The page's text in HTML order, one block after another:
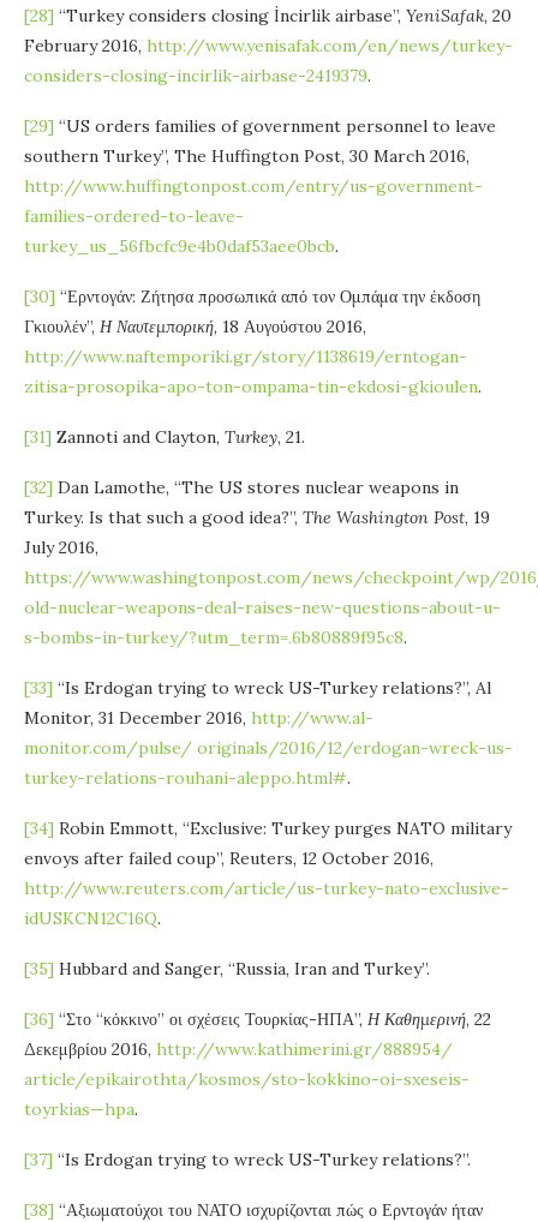
[28] “Turkey considers closing İncirlik airbase”, YeniSafak, 20
February 2016, http://www.yenisafak.com/en/news/turkey-
considers-closing-incirlik-airbase-2419379.
[29] “US orders families of government personnel to leave
southern Turkey”, The Huffington Post, 30 March 2016,
http://www.huffingtonpost.com/entry/us-government-
families-ordered-to-leave-
turkey_us_56fbcfc9e4b0daf53aee0bcb.
[30] “Ερντογάν: Ζήτησα προσωπικά από τον Ομπάμα την έκδοση
Γκιουλέν”, Η Ναυτεμπορική, 18 Αυγούστου 2016,
http://www.naftemporiki.gr/story/1138619/erntogan-
zitisa-prosopika-apo-ton-ompama-tin-ekdosi-gkioulen.
[31] Zannoti and Clayton, Turkey, 21.
[32] Dan Lamothe, “The US stores nuclear weapons in
Turkey. Is that such a good idea?”, The Washington Post, 19
July 2016,
https://www.washingtonpost.com/news/checkpoint/wp/
old-nuclear-weapons-deal-raises-new-questions-about-u-
s-bombs-in-turkey/?utm_term=.6b80889f95c8.
[33] “Is Erdogan trying to wreck US-Turkey relations?”, Al
Monitor, 31 December 2016, http://www.al-
monitor.com/pulse/ originals/2016/12/erdogan-wreck-us-
turkey-relations-rouhani-aleppo.html#.
[34] Robin Emmott, “Exclusive: Turkey purges NATO military
envoys after failed coup”, Reuters, 12 October 2016,
http://www.reuters.com/article/us-turkey-nato-exclusive-
idUSKCN12C16Q.
[35] Hubbard and Sanger, “Russia, Iran and Turkey”.
[36] “Στο “κόκκινο” οι σχέσεις Τουρκίας-ΗΠΑ”, Η Καθημερινή, 22
Δεκεμβρίου 2016, http://www.kathimerini.gr/888954/
article/epikairothta/kosmos/sto-kokkino-oi-sxeseis-
toyrkias—hpa.
[37] “Is Erdogan trying to wreck US-Turkey relations?”.
[38] “Αξιωματούχοι του ΝΑΤΟ ισχυρίζονται πώς ο Ερντογάν ήταν